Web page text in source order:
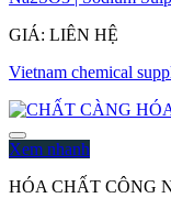
GIÁ: LIÊN HỆ
Vietnam chemical
Xem nhanh
HÓA CHẤT CÔNG